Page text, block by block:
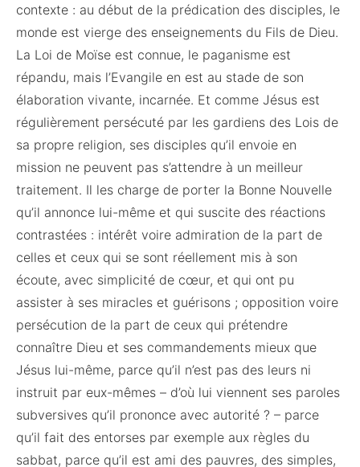
contexte : au début de la prédication des disciples, le
monde est vierge des enseignements du Fils de Dieu.
La Loi de Moïse est connue, le paganisme est
répandu, mais l’Evangile en est au stade de son
élaboration vivante, incarnée. Et comme Jésus est
régulièrement persécuté par les gardiens des Lois de
sa propre religion, ses disciples qu’il envoie en
mission ne peuvent pas s’attendre à un meilleur
traitement. Il les charge de porter la Bonne Nouvelle
qu’il annonce lui-même et qui suscite des réactions
contrastées : intérêt voire admiration de la part de
celles et ceux qui se sont réellement mis à son
écoute, avec simplicité de cœur, et qui ont pu
assister à ses miracles et guérisons ; opposition voire
persécution de la part de ceux qui prétendre
connaître Dieu et ses commandements mieux que
Jésus lui-même, parce qu’il n’est pas des leurs ni
instruit par eux-mêmes – d’où lui viennent ses paroles
subversives qu’il prononce avec autorité ? – parce
qu’il fait des entorses par exemple aux règles du
sabbat, parce qu’il est ami des pauvres, des simples,